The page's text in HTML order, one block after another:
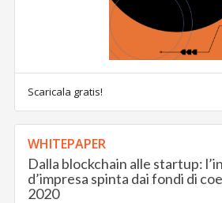
Scaricala gratis!
WHITEPAPER
Dalla blockchain alle startup:
d’impresa spinta dai fondi di
2020